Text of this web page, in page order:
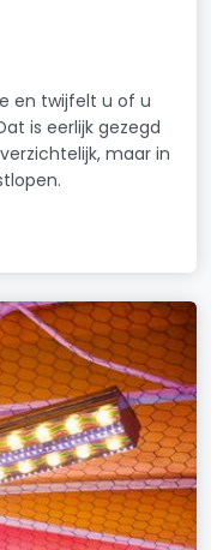
en twijfelt u of u
is eerlijk gezegd
maar in